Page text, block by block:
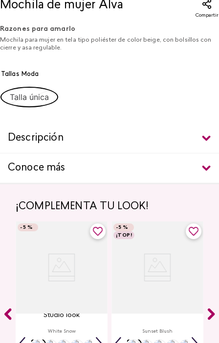
Mochila de mujer Alva
Compartir
Razones para amarlo
Mochila para mujer en tela tipo poliéster de color beige, con bolsillos con
cierre y asa regulable.
Tallas Moda
Talla única
Descripción
Conoce más
¡COMPLEMENTA TU LOOK!
-5 %
Studio look
White Snow
-5 %
¡TOP!
Sunset Blush